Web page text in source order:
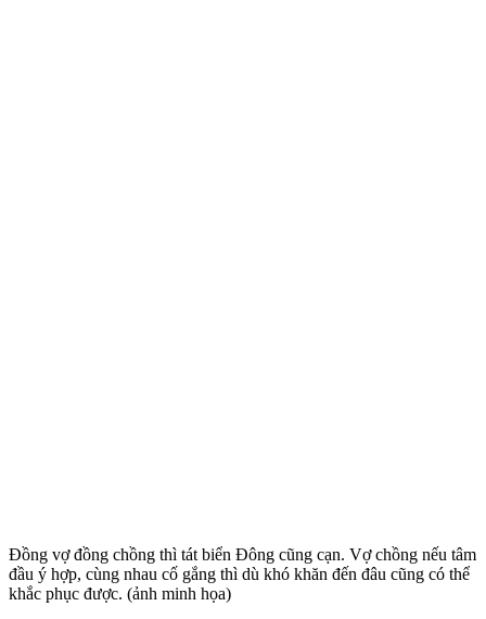
Đồng vợ đồng chồng thì tát biển Đông cũng cạn. Vợ chồng nếu tâm
đầu ý hợp, cùng nhau cố gắng thì dù khó khăn đến đâu cũng có thể
khắc phục được. (ảnh minh họa)